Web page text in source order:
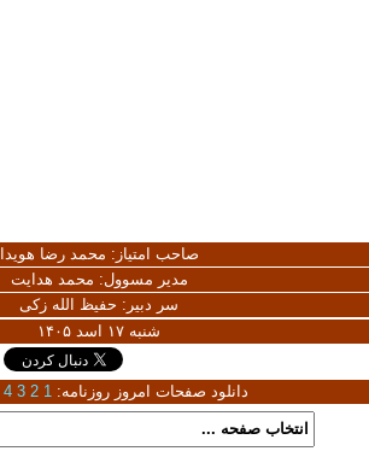
صاحب امتیاز: محمد رضا هویدا
مدیر مسوول: محمد هدایت
سر دبیر: حفیظ الله زکی
شنبه ۱۷ اسد ۱۴۰۵
دانلود صفحات امروز روزنامه: 1
2
3
4